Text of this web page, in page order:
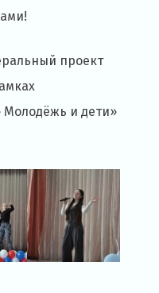
проект
Молодёжь и дети»